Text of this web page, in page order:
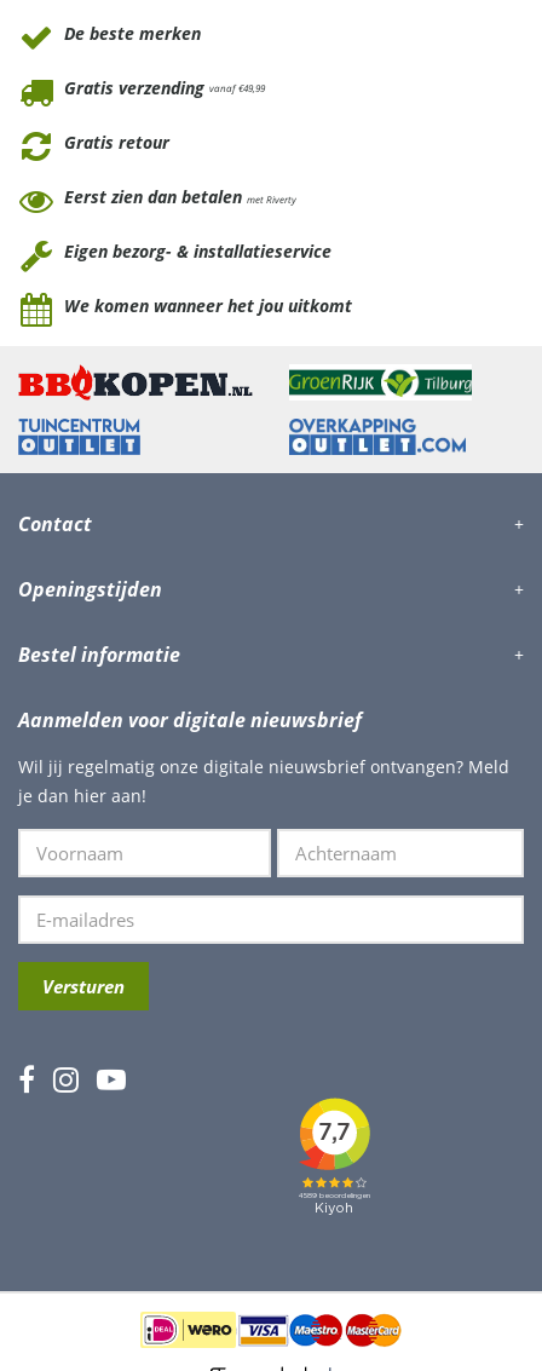
De beste merken
Gratis verzending vanaf €49,99
Gratis retour
Eerst zien dan betalen met Riverty
Eigen bezorg- & installatieservice
We komen wanneer het jou uitkomt
Contact
Openingstijden
Bestel informatie
Aanmelden voor digitale nieuwsbrief
Wil jij regelmatig onze digitale nieuwsbrief ontvangen? Meld
je dan hier aan!